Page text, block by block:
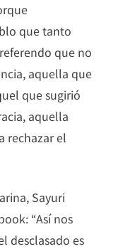
que tanto
que no
aquella que
que sugirió
aquella
rechazar el
Sayuri
“Así nos
desclasado es